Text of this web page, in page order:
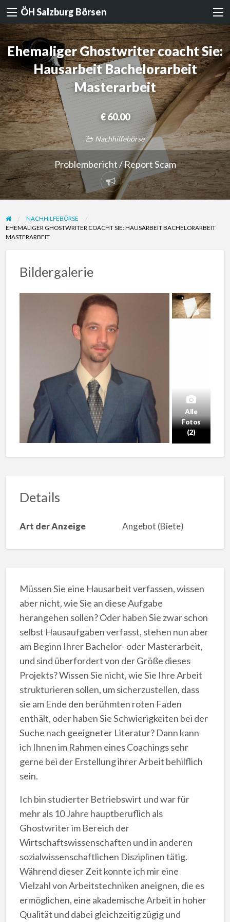
ÖH Salzburg Börsen
Ehemaliger Ghostwriter coacht Sie:
Hausarbeit Bachelorarbeit
Masterarbeit
€ 60.00
Nachhilfebörse
Problembericht / Report Scam
Problembericht
/
Scam
NACHHILFEBÖRSE
EHEMALIGER GHOSTWRITER COACHT SIE: HAUSARBEIT BACHELORARBEIT
MASTERARBEIT
Bildergalerie
Alle
Fotos
(2)
Details
Art der Anzeige Angebot (Biete)
Müssen Sie eine Hausarbeit verfassen, wissen
aber nicht, wie Sie an diese Aufgabe
herangehen sollen? Oder haben Sie zwar schon
selbst Hausaufgaben verfasst, stehen nun aber
am Beginn Ihrer Bachelor- oder Masterarbeit,
und sind überfordert von der Größe dieses
Projekts? Wissen Sie nicht, wie Sie Ihre Arbeit
strukturieren sollen, um sicherzustellen, dass
sie am Ende den berühmten roten Faden
enthält, oder haben Sie Schwierigkeiten bei der
Suche nach geeigneter Literatur? Dann kann
ich Ihnen im Rahmen eines Coachings sehr
gerne bei der Erstellung ihrer Arbeit behilflich
sein.
Ich bin studierter Betriebswirt und war für
mehr als 10 Jahre hauptberuflich als
Ghostwriter im Bereich der
Wirtschaftswissenschaften und in anderen
sozialwissenschaftlichen Disziplinen tätig.
Während dieser Zeit konnte ich mir eine
Vielzahl von Arbeitstechniken aneignen, die es
ermöglichen, eine akademische Arbeit in hoher
Qualität und dabei gleichzeitig zügig und